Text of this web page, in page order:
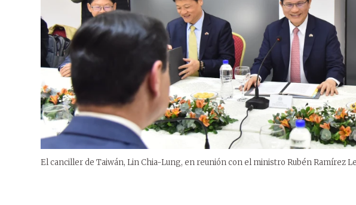
El canciller de Taiwán, Lin Chia-Lung, en reunión con el ministro Rubén Ramírez